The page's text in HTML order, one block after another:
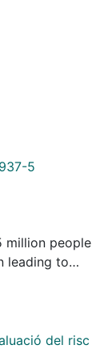
5
million people
leading to
develop early,
machine
exposome
del risc